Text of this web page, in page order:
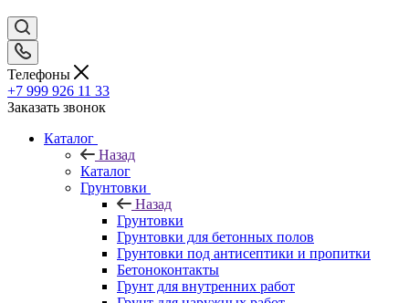
Телефоны
+7 999 926 11 33
Заказать звонок
Каталог
Назад
Каталог
Грунтовки
Назад
Грунтовки
Грунтовки для бетонных полов
Грунтовки под антисептики и пропитки
Бетоноконтакты
Грунт для внутренних работ